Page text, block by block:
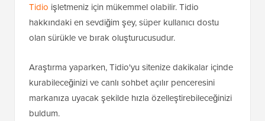
Tidio işletmeniz için mükemmel olabilir. Tidio
hakkındaki en sevdiğim şey, süper kullanıcı dostu
olan sürükle ve bırak oluşturucusudur.
Araştırma yaparken, Tidio'yu sitenize dakikalar içinde
kurabileceğinizi ve canlı sohbet açılır penceresini
markanıza uyacak şekilde hızla özelleştirebileceğinizi
buldum.